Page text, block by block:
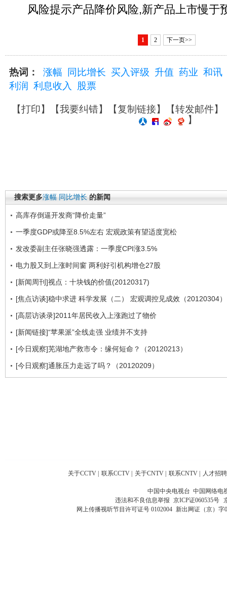
风险提示产品降价风险,新产品上市慢于
1 2 下一页>>
热词： 涨幅 同比增长 买入评级 升值 药业 和讯
利润
利息收入 股票
【打印】【我要纠错】【复制链接】【转发邮件】
】
搜索更多涨幅 同比增长 的新闻
高库存倒逼开发商“降价走量”
一季度GDP或降至8.5%左右 宏观政策有望适度宽松
发改委副主任张晓强透露：一季度CPI涨3.5%
电力股又到上涨时间窗 两利好引机构增仓27股
[新闻周刊]视点：十块钱的价值(20120317)
[焦点访谈]稳中求进 科学发展（二） 宏观调控见成效（20120304）
[高层访谈录]2011年居民收入上涨跑过了物价
[新闻链接]“苹果派”全线走强 业绩并不支持
[今日观察]芜湖地产救市令：缘何短命？（20120213）
[今日观察]通胀压力走远了吗？（20120209）
关于CCTV 联系CCTV 关于CNTV 联系CNTV 人才招聘
中国中央电视台 中国网络电
违法和不良信息举报 京ICP证060535号
网上传播视听节目许可证号 0102004 新出网证（京）